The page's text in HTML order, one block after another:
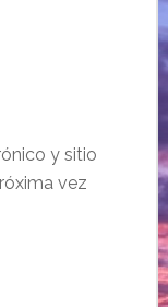
y sitio
vez